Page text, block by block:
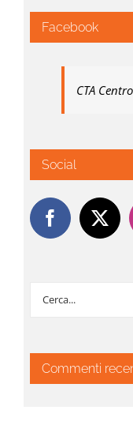
Facebook
CTA
Social
Cerca
Commenti